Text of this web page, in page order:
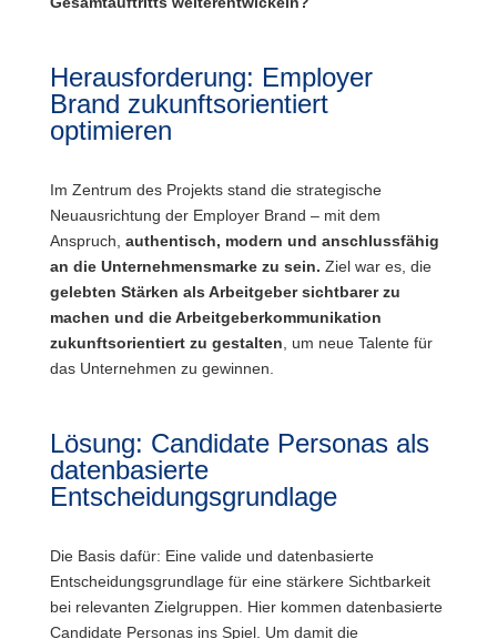
Herausforderung: Employer
Brand zukunftsorientiert
optimieren
Im Zentrum des Projekts stand die strategische
Neuausrichtung der Employer Brand – mit dem
Anspruch, authentisch, modern und anschlussfähig
an die Unternehmensmarke zu sein. Ziel war es, die
gelebten Stärken als Arbeitgeber sichtbarer zu
machen und die Arbeitgeberkommunikation
zukunftsorientiert zu gestalten , um neue Talente für
das Unternehmen zu gewinnen.
Lösung: Candidate Personas als
datenbasierte
Entscheidungsgrundlage
Die Basis dafür: Eine valide und datenbasierte
Entscheidungsgrundlage für eine stärkere Sichtbarkeit
bei relevanten Zielgruppen. Hier kommen datenbasierte
Candidate Personas ins Spiel. Um damit die